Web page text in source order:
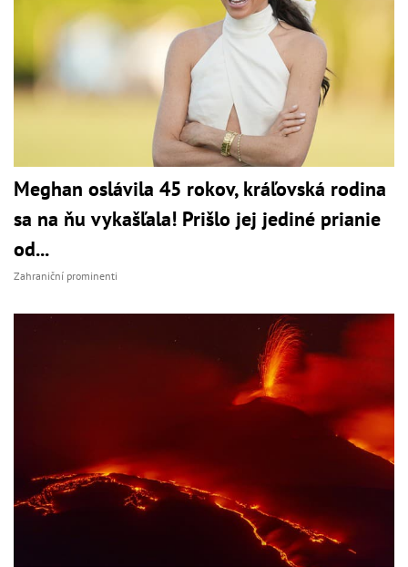
Meghan oslávila 45 rokov, kráľovská rodina
sa na ňu vykašľala! Prišlo jej jediné prianie
od...
Zahraniční prominenti